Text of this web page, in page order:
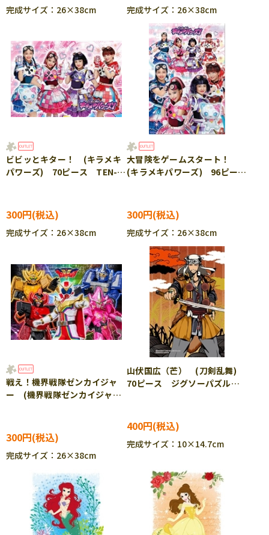
完成サイズ：26×38cm 完成サイズ：26×38cm
ビビッとキター！ (キラメキ
パワーズ) 70ピース TEN-
300円
完成サイズ：26×38cm
大冒険をゲームスタート！
(キラメキパワーズ) 96ピー
300円
完成サイズ：26×38cm
戦え！機界戦隊ゼンカイジャ
ー (機界戦隊ゼンカイジャ
300円
完成サイズ：26×38cm
山伏国広（芒） (刀剣乱舞)
70ピース ジグソーパズル
400円
完成サイズ：10×14.7cm